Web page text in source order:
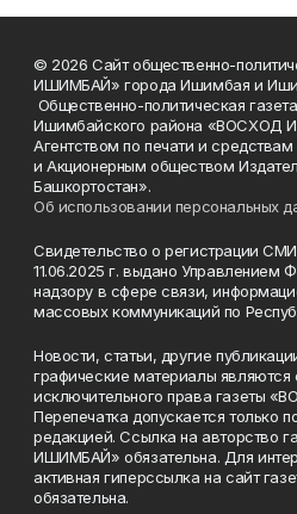
© 2026 Сайт общественно-
ИШИМБАЙ» города Ишимбая и
Общественно-политическая
Ишимбайского района «ВОСХОД
Агентством по печати и
и Акционерным обществом
Башкортостан».
Об использовании персональных
Свидетельство о регистрации
11.06.2025 г. выдано Управлением
надзору в сфере связи,
массовых коммуникаций по
Новости, статьи, другие
графические материалы являются
исключительного права газеты
Перепечатка допускается только
редакцией. Ссылка на авторство
ИШИМБАЙ» обязательна. Для
активная гиперссылка на сайт
обязательна.